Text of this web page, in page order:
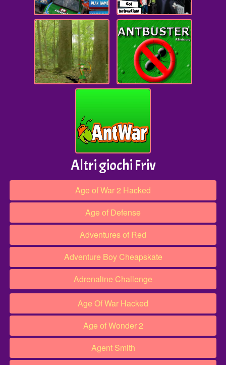
Altri giochi Friv
Age of War 2 Hacked
Age of Defense
Adventures of Red
Adventure Boy Cheapskate
Adrenaline Challenge
Age Of War Hacked
Age of Wonder 2
Agent Smith